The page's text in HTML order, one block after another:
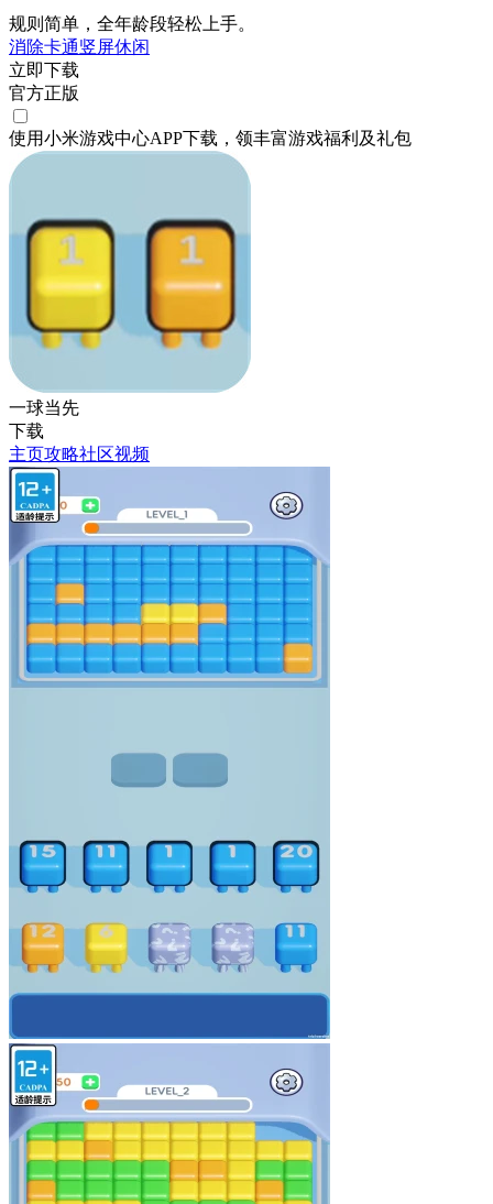
规则简单，全年龄段轻松上手。
消除卡通竖屏休闲
立即下载
官方正版
使用小米游戏中心APP下载 ，领丰富游戏福利 及礼包
一球当先
下载
主页攻略社区视频